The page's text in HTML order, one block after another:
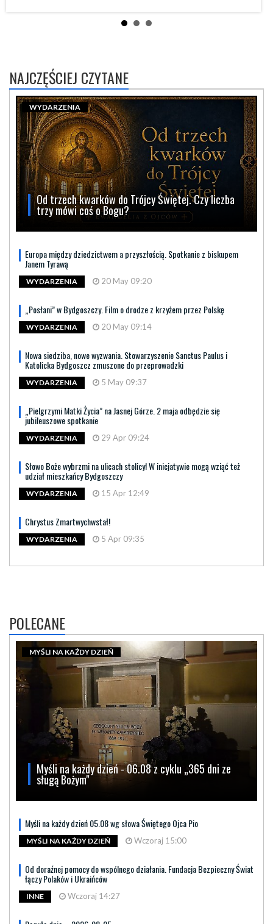
NAJCZĘŚCIEJ CZYTANE
Od trzech kwarków do Trójcy Świętej. Czy liczba
trzy mówi coś o Bogu?
WYDARZENIA
Europa między dziedzictwem a przyszłością. Spotkanie z biskupem
Janem Tyrawą
WYDARZENIA 20 May 09:20
„Posłani” w Bydgoszczy. Film o drodze z krzyżem przez Polskę
WYDARZENIA 20 May 09:14
Nowa siedziba, nowe wyzwania. Stowarzyszenie Sanctus Paulus i
Katolicka Bydgoszcz zmuszone do przeprowadzki
WYDARZENIA 5 May 09:37
„Pielgrzymi Matki Życia” na Jasnej Górze. 2 maja odbędzie się
jubileuszowe spotkanie
WYDARZENIA 29 Apr 09:24
Słowo Boże wybrzmi na ulicach stolicy! W inicjatywie mogą wziąć też
udział mieszkańcy Bydgoszczy
WYDARZENIA 15 Apr 12:49
Chrystus Zmartwychwstał!
WYDARZENIA 5 Apr 09:35
POLECANE
Myśli na każdy dzień - 06.08 z cyklu „365 dni ze
sługą Bożym"
MYŚLI NA KAŻDY DZIEŃ
Myśli na każdy dzień 05.08 wg słowa Świętego Ojca Pio
MYŚLI NA KAŻDY DZIEŃ Wczoraj 15:00
Od doraźnej pomocy do wspólnego działania. Fundacja Bezpieczny Świat
łączy Polaków i Ukraińców
INNE Wczoraj 14:27